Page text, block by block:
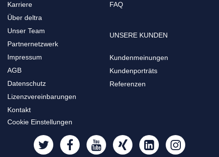
Karriere
Über deltra
Unser Team
Partnernetzwerk
Impressum
AGB
Datenschutz
Lizenzvereinbarungen
Kontakt
FAQ
UNSERE KUNDEN
Kundenmeinungen
Kundenporträts
Referenzen
Cookie Einstellungen